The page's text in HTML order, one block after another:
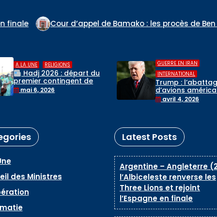
de Bamako : les procès de Ben le Cerveau, du
GUERRE EN IRAN ,
INTERNATIONAL
Trump : l’abattage
d’avions américains par
GUERRE EN IRAN
Trump « informé
destruction d’un
de chasse au-
de l’Iran, selon la
Maison-Blanche
avril 3, 2026
des Ministres
Latest Posts
Argentine – Angleterre
l’Albiceleste renverse les
Three Lions et rejoint
l’Espagne en finale